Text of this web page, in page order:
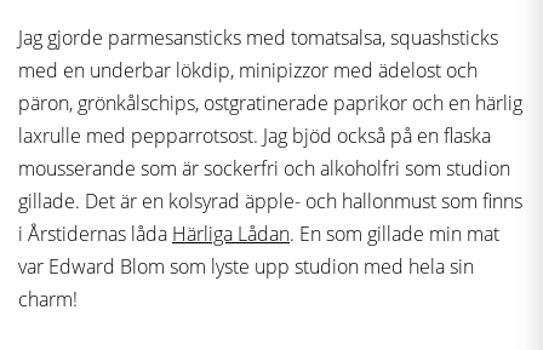
Jag gjorde parmesansticks med tomatsalsa, squashsticks
med en underbar lökdip, minipizzor med ädelost och
päron, grönkålschips, ostgratinerade paprikor och en härlig
laxrulle med pepparrotsost. Jag bjöd också på en flaska
mousserande som är sockerfri och alkoholfri som studion
gillade. Det är en kolsyrad äpple- och hallonmust som finns
i Årstidernas låda Härliga Lådan. En som gillade min mat
var Edward Blom som lyste upp studion med hela sin
charm!